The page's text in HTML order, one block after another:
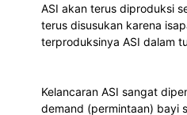
ASI akan terus diproduksi
terus disusukan karena
terproduksinya ASI dalam
Kelancaran ASI sangat
demand (permintaan) bayi